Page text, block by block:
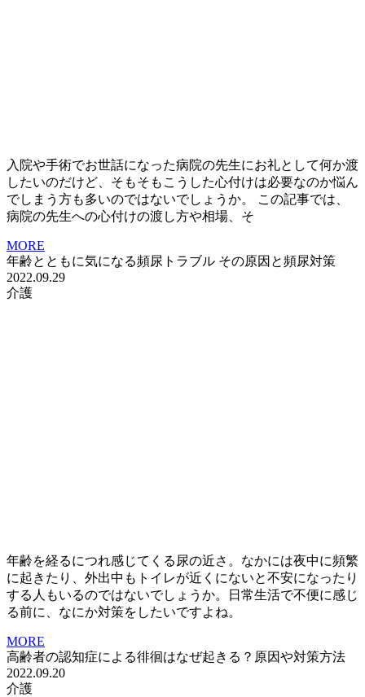
入院や手術でお世話になった病院の先生にお礼として何か渡
したいのだけど、そもそもこうした心付けは必要なのか悩ん
でしまう方も多いのではないでしょうか。 この記事では、
病院の先生への心付けの渡し方や相場、そ
MORE
年齢とともに気になる頻尿トラブル その原因と頻尿対策
2022.09.29
介護
年齢を経るにつれ感じてくる尿の近さ。なかには夜中に頻繁
に起きたり、外出中もトイレが近くにないと不安になったり
する人もいるのではないでしょうか。日常生活で不便に感じ
る前に、なにか対策をしたいですよね。
MORE
高齢者の認知症による徘徊はなぜ起きる？原因や対策方法
2022.09.20
介護